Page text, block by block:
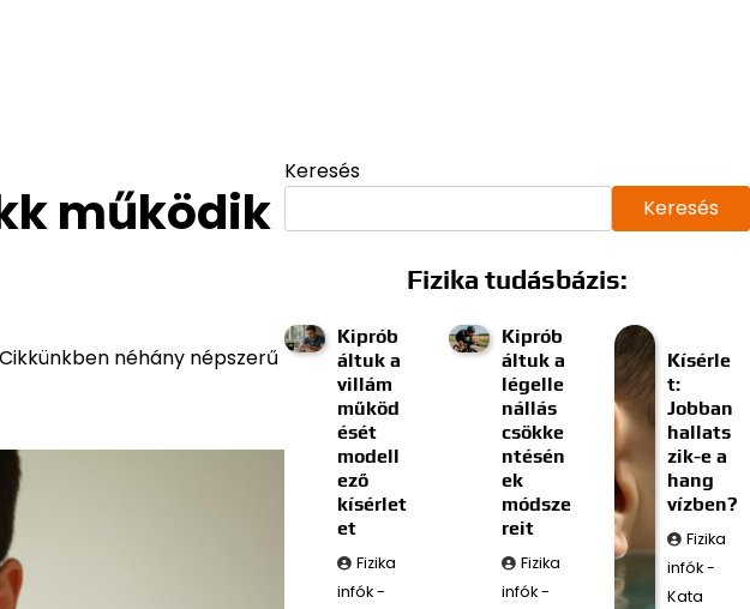
működik
néhány népszerű
Keresés
Keresés
Fizika tudásbázis:
Kiprób
áltuk a
villám
működ
ését
modell
ező
kísérlet
et
Fizika
infók -
Kiprób
áltuk a
légelle
nállás
csökke
ntésén
ek
módsze
reit
Fizika
infók -
Kísérle
t:
Jobban
hallats
zik-e a
hang
vízben?
Fizika
infók -
Kata